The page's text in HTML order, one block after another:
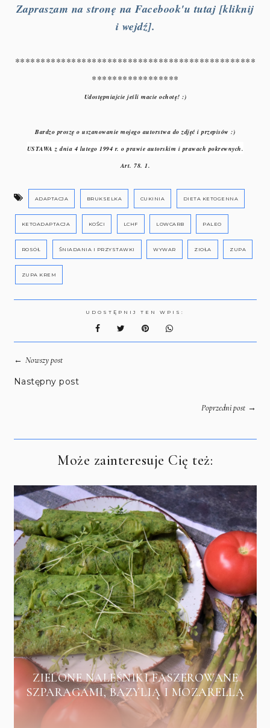
Zapraszam na stronę na Facebook'u tutaj [kliknij
i wejdź].
***********************************************
*****************
Udostępniajcie jeśli macie ochotę! :)
Bardzo proszę o uszanowanie mojego autorstwa do zdjęć i przepisów :)
USTAWA z dnia 4 lutego 1994 r. o prawie autorskim i prawach pokrewnych.
Art. 78. 1.
ADAPTACJA BRUKSELKA CUKINIA DIETA KETOGENNA
KETOADAPTACJA KOŚCI LCHF LOWCARB PALEO
ROSÓŁ ŚNIADANIA I PRZYSTAWKI WYWAR ZIOŁA ZUPA
ZUPA KREM
UDOSTĘPNIJ TEN WPIS:
← Nowszy post
Następny post
Poprzedni post→
Może zainteresuje Cię też:
ZIELONE NALEŚNIKI FASZEROWANE
SZPARAGAMI, BAZYLIĄ I MOZARELLĄ